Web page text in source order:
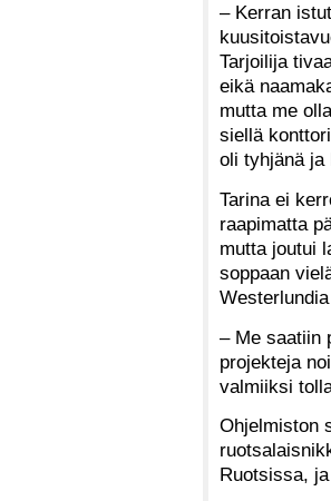
– Kerran
Tarjoilija
eikä
mutta me
siellä
oli tyhjänä ja
Tarina ei
raapimatta
mutta joutui
soppaan
– Me saatiin
projekteja
valmiiksi
Ohjelmiston
Ruotsissa,